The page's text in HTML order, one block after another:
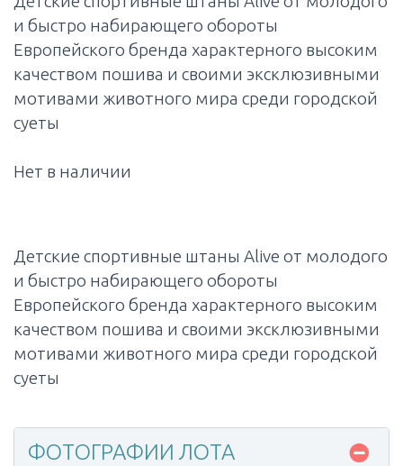
и быстро набирающего обороты
Европейского бренда характерного высоким
качеством пошива и своими эксклюзивными
мотивами животного мира среди городской
суеты
Нет в наличии
Детские спортивные штаны Alive от молодого
и быстро набирающего обороты
Европейского бренда характерного высоким
качеством пошива и своими эксклюзивными
мотивами животного мира среди городской
суеты
ФОТОГРАФИИ ЛОТА